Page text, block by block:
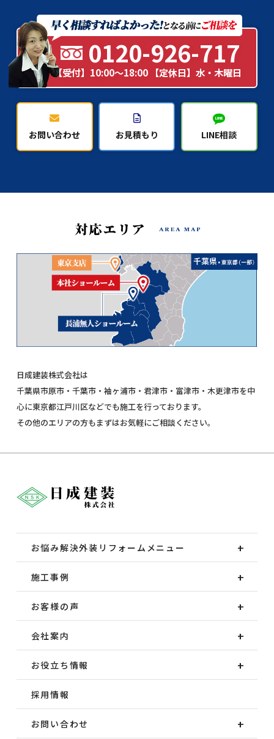
0120-926-717
【受付】10:00～18:00 【定休日】水・木曜日
お問い合わせ お見積もり LINE相談
日成建装株式会社は
千葉県市原市・千葉市・袖ヶ浦市・君津市・富津市・木更津市を中
心に東京都江戸川区などでも施工を行っております。
その他のエリアの方もまずはお気軽にご相談ください。
お悩み解決外装 リフォームメニュー
施工事例
お客様の声
会社案内
お役立ち情報
採用情報
お問い合わせ